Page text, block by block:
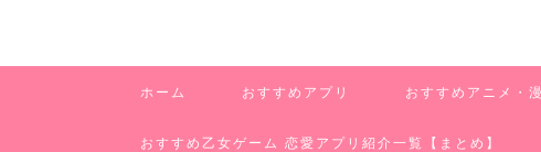
ホーム おすすめアプリ おすすめアニメ・
おすすめ乙女ゲーム 恋愛アプリ紹介一覧【まとめ】